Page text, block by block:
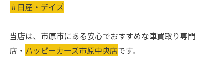
＃日産・デイズ
当店は、市原市にある安心でおすすめな車買取り専門
店・ ハッピーカーズ市原中央店です。